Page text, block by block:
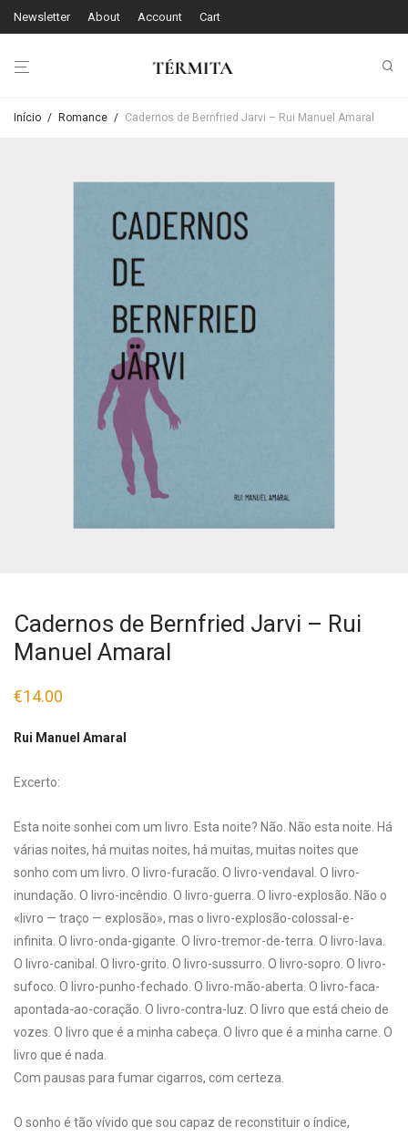
Newsletter About Account Cart
Início / Romance / Cadernos de Bernfried Jarvi – Rui Manuel Amaral
Cadernos de Bernfried Jarvi – Rui
Manuel Amaral
€14.00
Rui Manuel Amaral
Excerto:
Esta noite sonhei com um livro. Esta noite? Não. Não esta noite. Há
várias noites, há muitas noites, há muitas, muitas noites que
sonho com um livro. O livro-furacão. O livro-vendaval. O livro-
inundação. O livro-incêndio. O livro-guerra. O livro-explosão. Não o
«livro — traço — explosão», mas o livro-explosão-colossal-e-
infinita. O livro-onda-gigante. O livro-tremor-de-terra. O livro-lava.
O livro-canibal. O livro-grito. O livro-sussurro. O livro-sopro. O livro-
sufoco. O livro-punho-fechado. O livro-mão-aberta. O livro-faca-
apontada-ao-coração. O livro-contra-luz. O livro que está cheio de
vozes. O livro que é a minha cabeça. O livro que é a minha carne. O
livro que é nada.
Com pausas para fumar cigarros, com certeza.
O sonho é tão vívido que sou capaz de reconstituir o índice,